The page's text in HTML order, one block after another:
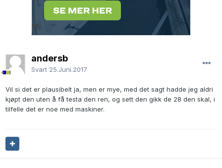
andersb
Svart 25.Juni.2017
Vil si det er plausibelt ja, men er mye, med det sagt hadde jeg aldri
kjøpt den uten å få testa den ren, og sett den gikk de 28 den skal, i
tilfelle det er noe med maskiner.